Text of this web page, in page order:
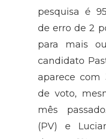
O nível
pesquisa é
de erro de 2
para mais
candidato
aparece com
de voto,
mês